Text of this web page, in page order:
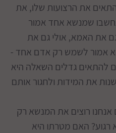
את הרצועות שלו, את
שמנשא אחד אמור
את האמא, אולי גם את
אמור לשמש רק אדם אחד -
להתאים גדלים השאלה היא
את המידות ולחגור אותם
רוצים את המנשא רק
רגוע? האם מטרתו היא